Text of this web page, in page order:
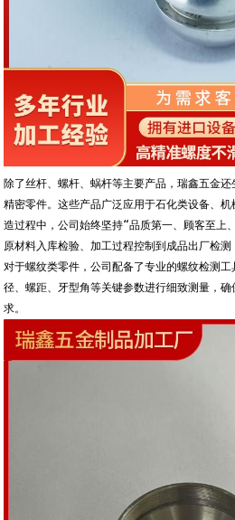
除了丝杆、螺杆、蜗杆等主要产品，瑞鑫五金
精密零件。这些产品广泛应用于石化类设备、
造过程中，公司始终坚持“品质第一、顾客至上
原材料入库检验、加工过程控制到成品出厂检
对于螺纹类零件，公司配备了专业的螺纹检测
径、螺距、牙型角等关键参数进行细致测量，
求。